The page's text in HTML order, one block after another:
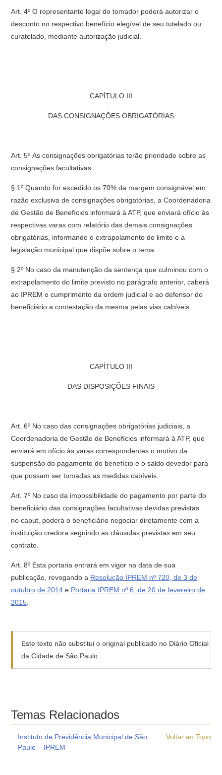
Art. 4º O representante legal do tomador poderá autorizar o
desconto no respectivo benefício elegível de seu tutelado ou
curatelado, mediante autorização judicial.
CAPÍTULO III
DAS CONSIGNAÇÕES OBRIGATÓRIAS
Art. 5º As consignações obrigatórias terão prioridade sobre as
consignações facultativas.
§ 1º Quando for excedido os 70% da margem consignável em
razão exclusiva de consignações obrigatórias, a Coordenadoria
de Gestão de Benefícios informará à ATP, que enviará ofício às
respectivas varas com relatório das demais consignações
obrigatórias, informando o extrapolamento do limite e a
legislação municipal que dispõe sobre o tema.
§ 2º No caso da manutenção da sentença que culminou com o
extrapolamento do limite previsto no parágrafo anterior, caberá
ao IPREM o cumprimento da ordem judicial e ao defensor do
beneficiário a contestação da mesma pelas vias cabíveis.
CAPÍTULO III
DAS DISPOSIÇÕES FINAIS
Art. 6º No caso das consignações obrigatórias judiciais, a
Coordenadoria de Gestão de Benefícios informará à ATP, que
enviará em ofício às varas correspondentes o motivo da
suspensão do pagamento do benefício e o saldo devedor para
que possam ser tomadas as medidas cabíveis.
Art. 7º No caso da impossibilidade do pagamento por parte do
beneficiário das consignações facultativas devidas previstas
no caput, poderá o beneficiário negociar diretamente com a
instituição credora seguindo as cláusulas previstas em seu
contrato.
Art. 8º Esta portaria entrará em vigor na data de sua
publicação, revogando a Resolução IPREM nº 720, de 3 de
outubro de 2014 e Portaria IPREM nº 6, de 20 de fevereiro de
2015
Este texto não substitui o original publicado no Diário Oficial
da Cidade de São Paulo
Temas Relacionados
Voltar ao Topo
Instituto de Previdência Municipal de São
Paulo – IPREM